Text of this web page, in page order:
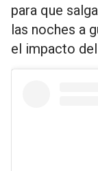
para que
las noches a
el impacto